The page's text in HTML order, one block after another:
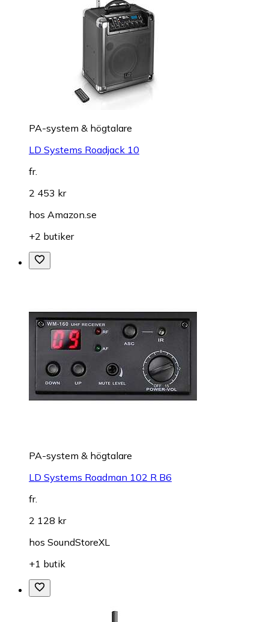
PA-system & högtalare
LD Systems Roadjack 10
fr.
2 453 kr
hos Amazon.se
+2 butiker
PA-system & högtalare
LD Systems Roadman 102 R B6
fr.
2 128 kr
hos SoundStoreXL
+1 butik